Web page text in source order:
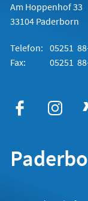
Am Hoppenhof 33
33104 Paderborn
Telefon: 05251
Fax:
05251